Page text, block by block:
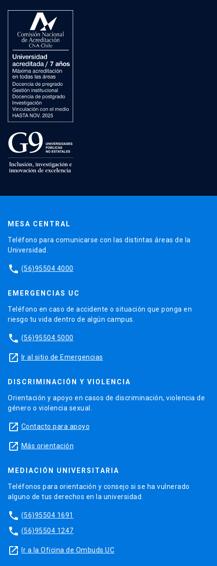
MESA CENTRAL
Teléfono para comunicarse con las distintas áreas de la
Universidad.
phone (56)95504 4000
EMERGENCIAS UC
Teléfono en caso de accidente o situación que ponga en
riesgo tu vida dentro de algún campus.
phone (56)95504 5000
launch Ir al sitio de Emergencias
DISCRIMINACIÓN Y VIOLENCIA
Orientación y apoyo en casos de discriminación, violencia de
género o violencia sexual.
launch Contacto para apoyo
launch Más orientación
MEDIACIÓN UNIVERSITARIA
Teléfonos para orientación y consejo si se ha vulnerado
alguno de tus derechos en la universidad.
phone (56)95504 1691
phone (56)95504 1247
launch Ir a la Oficina de Ombuds UC